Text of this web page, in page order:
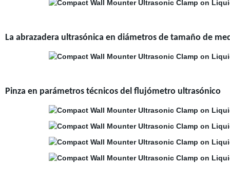
La abrazadera ultrasónica en diámetros de tamaño de
Pinza en parámetros técnicos del flujómetro ultrasónico